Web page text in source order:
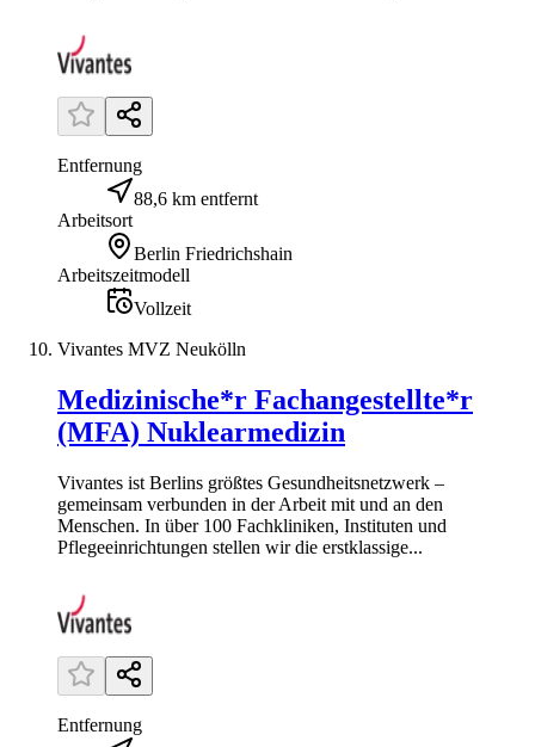
Entfernung
88,6 km entfernt
Arbeitsort
Berlin Friedrichshain
Arbeitszeitmodell
Vollzeit
Vivantes MVZ Neukölln
Medizinische*r Fachangestellte*r
(MFA) Nuklearmedizin
Vivantes ist Berlins größtes Gesundheitsnetzwerk –
gemeinsam verbunden in der Arbeit mit und an den
Menschen. In über 100 Fachkliniken, Instituten und
Pflegeeinrichtungen stellen wir die erstklassige...
Entfernung